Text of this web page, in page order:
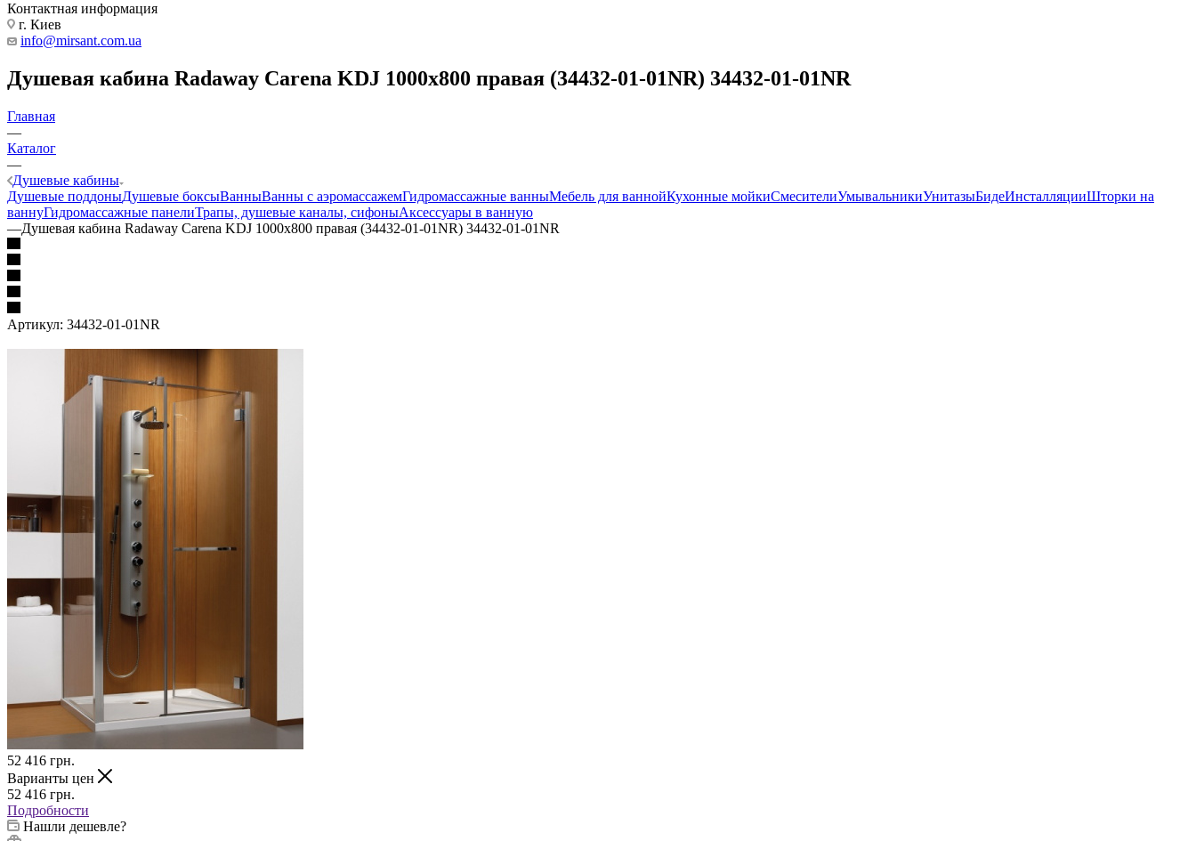
Контактная информация
г. Киев
info@mirsant.com.ua
Душевая кабина Radaway Carena KDJ 1000x800 правая (34432-01-01NR) 34432-01-01NR
Главная
—
Каталог
—
Душевые кабины
Душевые поддоныДушевые боксыВанныВанны с аэромассажемГидромассажные ванныМебель для ваннойКухонные мойкиСмесителиУмывальникиУнитазыБидеИнсталляцииШторки на
ваннуГидромассажные панелиТрапы, душевые каналы, сифоныАксессуары в ванную
—Душевая кабина Radaway Carena KDJ 1000x800 правая (34432-01-01NR) 34432-01-01NR
Артикул: 34432-01-01NR
52 416 грн.
Варианты цен
52 416 грн.
Подробности
Нашли дешевле?